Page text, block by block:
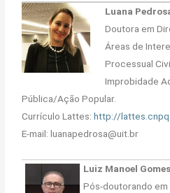
Luana
Doutora em
Áreas de
Processual
Improbidade
Pública/Ação Popular.
Currículo Lattes:http://
E-mail: luanapedrosa@uit.br
Luiz Manoel
Pós-doutorando em